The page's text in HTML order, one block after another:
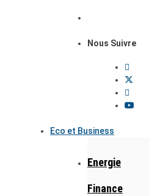
Nous Suivre
Eco et Business
Energie
Finance